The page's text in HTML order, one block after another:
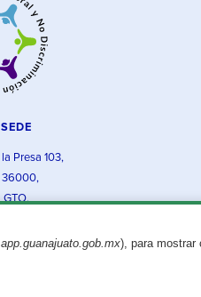
app.guanajuato.gob.mx), para mostrar
Presa 103,
36000,
GTO.
Aviso legal© 2025 Gobierno